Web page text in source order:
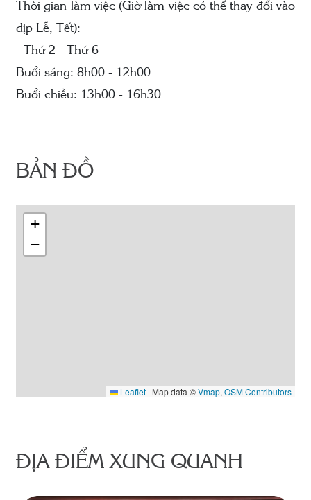
Thời gian làm việc (Giờ làm việc có thể thay đổi vào
dịp Lễ, Tết):
- Thứ 2 - Thứ 6
Buổi sáng: 8h00 - 12h00
Buổi chiều: 13h00 - 16h30
BẢN ĐỒ
+
−
Leaflet | Map data ©Vmap, OSM Contributors
ĐỊA ĐIỂM XUNG QUANH